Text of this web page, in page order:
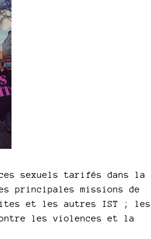
sexuels tarifés dans la
principales missions de
et les autres IST ; les
les violences et la